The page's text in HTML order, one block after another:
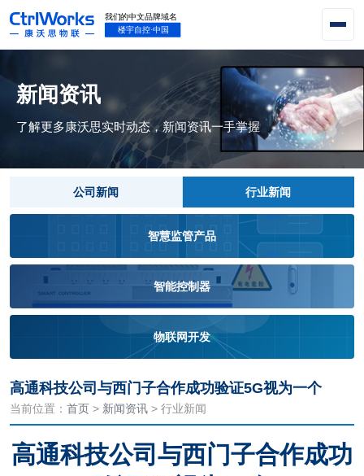
新闻资讯
了解更多康沃思实时动态，新闻资讯一手掌握
公司新闻 行业新闻
智慧监管产品
智能控制器
物联网开发
高通科技公司与西门子合作成功验证5G视为一个
当前位置： 首页 > 新闻资讯 > 行业新闻
高通科技公司与西门子合作成功